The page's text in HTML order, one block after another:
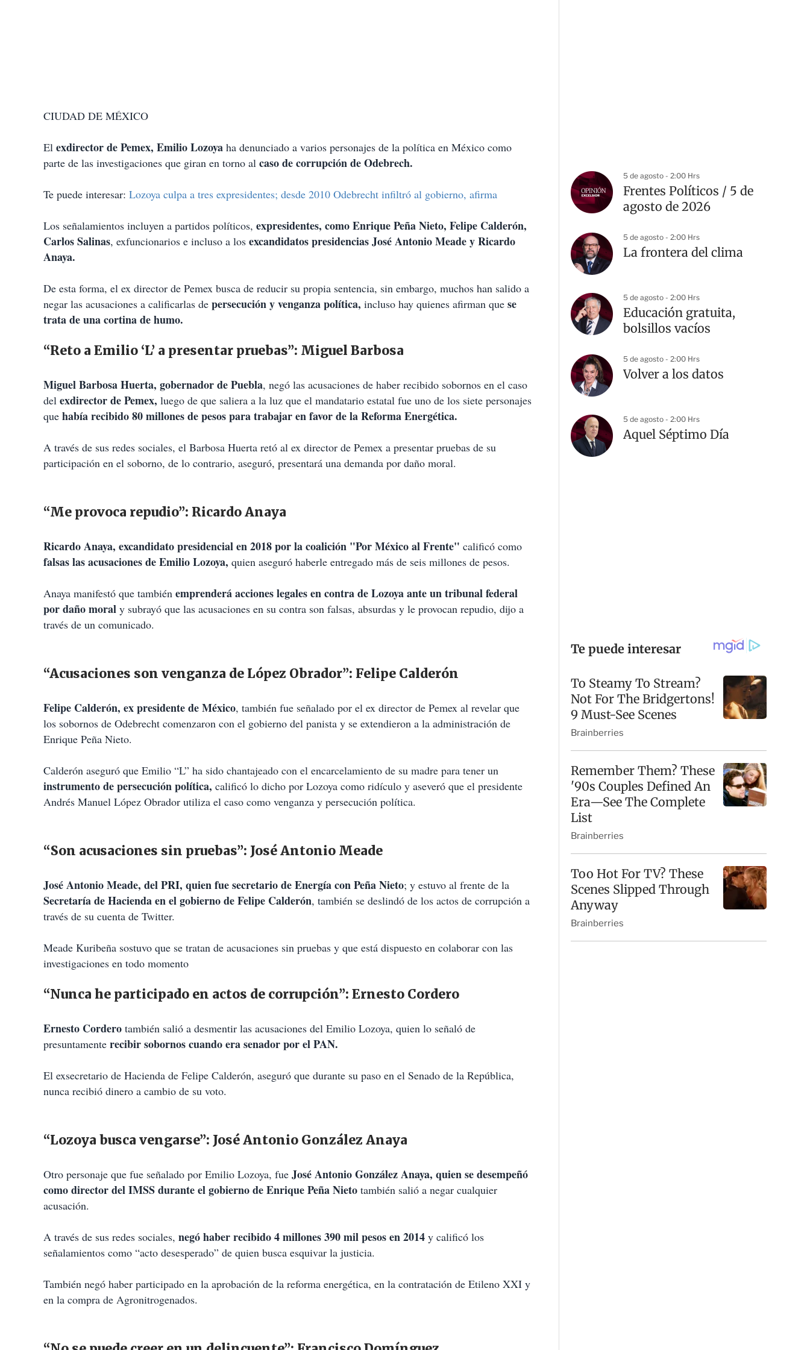
CIUDAD DE MÉXICO
El exdirector de Pemex, Emilio Lozoya ha denunciado a varios personajes de la política en México como
parte de las investigaciones que giran en torno al caso de corrupción de Odebrech.
Te puede interesar: Lozoya culpa a tres expresidentes; desde 2010 Odebrecht infiltró al gobierno, afirma
Los señalamientos incluyen a partidos políticos, expresidentes, como Enrique Peña Nieto, Felipe Calderón,
Carlos Salinas, exfuncionarios e incluso a los excandidatos presidencias José Antonio Meade y Ricardo
Anaya.
De esta forma, el ex director de Pemex busca de reducir su propia sentencia, sin embargo, muchos han salido a
negar las acusaciones a calificarlas de persecución y venganza política, incluso hay quienes afirman que se
trata de una cortina de humo.
“Reto a Emilio ‘L’ a presentar pruebas”: Miguel Barbosa
Miguel Barbosa Huerta, gobernador de Puebla, negó las acusaciones de haber recibido sobornos en el caso
del exdirector de Pemex, luego de que saliera a la luz que el mandatario estatal fue uno de los siete personajes
que había recibido 80 millones de pesos para trabajar en favor de la Reforma Energética.
A través de sus redes sociales, el Barbosa Huerta retó al ex director de Pemex a presentar pruebas de su
participación en el soborno, de lo contrario, aseguró, presentará una demanda por daño moral.
“Me provoca repudio”: Ricardo Anaya
Ricardo Anaya, excandidato presidencial en 2018 por la coalición "Por México al Frente" calificó como
falsas las acusaciones de Emilio Lozoya, quien aseguró haberle entregado más de seis millones de pesos.
Anaya manifestó que también emprenderá acciones legales en contra de Lozoya ante un tribunal federal
por daño moral y subrayó que las acusaciones en su contra son falsas, absurdas y le provocan repudio, dijo a
través de un comunicado.
“Acusaciones son venganza de López Obrador”: Felipe Calderón
Felipe Calderón, ex presidente de México, también fue señalado por el ex director de Pemex al revelar que
los sobornos de Odebrecht comenzaron con el gobierno del panista y se extendieron a la administración de
Enrique Peña Nieto.
Calderón aseguró que Emilio “L” ha sido chantajeado con el encarcelamiento de su madre para tener un
instrumento de persecución política, calificó lo dicho por Lozoya como ridículo y aseveró que el presidente
Andrés Manuel López Obrador utiliza el caso como venganza y persecución política.
“Son acusaciones sin pruebas”: José Antonio Meade
José Antonio Meade, del PRI, quien fue secretario de Energía con Peña Nieto; y estuvo al frente de la
Secretaría de Hacienda en el gobierno de Felipe Calderón, también se deslindó de los actos de corrupción a
través de su cuenta de Twitter.
Meade Kuribeña sostuvo que se tratan de acusaciones sin pruebas y que está dispuesto en colaborar con las
investigaciones en todo momento
“Nunca he participado en actos de corrupción”: Ernesto Cordero
Ernesto Cordero también salió a desmentir las acusaciones del Emilio Lozoya, quien lo señaló de
presuntamente recibir sobornos cuando era senador por el PAN.
El exsecretario de Hacienda de Felipe Calderón, aseguró que durante su paso en el Senado de la República,
nunca recibió dinero a cambio de su voto.
“Lozoya busca vengarse”: José Antonio González Anaya
Otro personaje que fue señalado por Emilio Lozoya, fue José Antonio González Anaya, quien se desempeñó
como director del IMSS durante el gobierno de Enrique Peña Nieto también salió a negar cualquier
acusación.
A través de sus redes sociales, negó haber recibido 4 millones 390 mil pesos en 2014 y calificó los
señalamientos como “acto desesperado” de quien busca esquivar la justicia.
También negó haber participado en la aprobación de la reforma energética, en la contratación de Etileno XXI y
en la compra de Agronitrogenados.
5 de agosto - 2:00 Hrs
Frentes Políticos / 5 de
agosto de 2026
5 de agosto - 2:00 Hrs
La frontera del clima
5 de agosto - 2:00 Hrs
Educación gratuita,
bolsillos vacíos
5 de agosto - 2:00 Hrs
Volver a los datos
5 de agosto - 2:00 Hrs
Aquel Séptimo Día